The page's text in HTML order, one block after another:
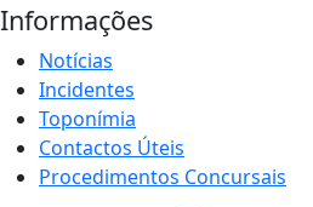
Informações
Notícias
Incidentes
Toponímia
Contactos Úteis
Procedimentos Concursais